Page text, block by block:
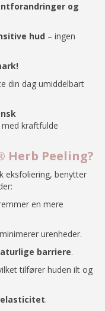
og
hud – ingen
din dag umiddelbart
kraftfulde
Herb Peeling?
eksfoliering, benytter
en mere
urenheder.
barriere.
tilfører huden ilt og
elasticitet.